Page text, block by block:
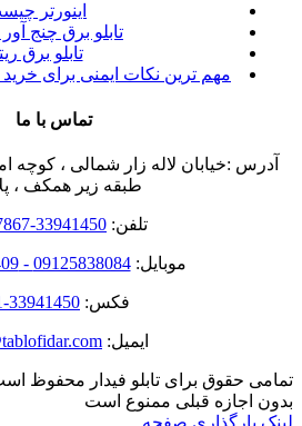
اینورتر
تابلو برق چنج
تابلو برق
مهم ترین نکات ایمنی برای خرید
تماس با ما
آدرس :خیابان لاله زار شمالی ، کوچه
طبقه زیر همکف ،
تلفن: 33941450-33937867
موبایل:09125838084 - 09124479409
فکس: 33941450-021
ایمیل:
تمامی حقوق برای تابلو فیدار محفوظ
بدون اجازه قبلی ممنوع است
لینک بارگذاری صفحه